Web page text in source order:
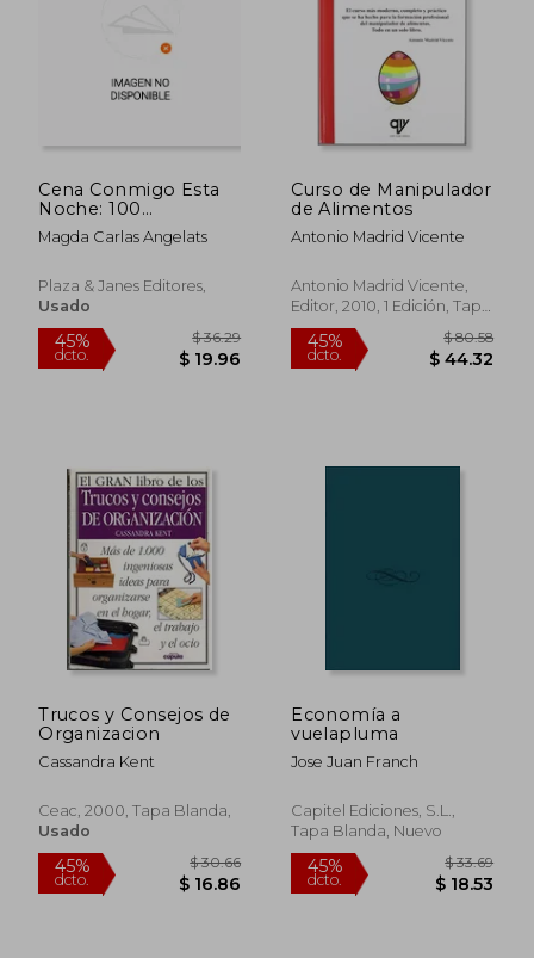
Cena Conmigo Esta
Noche: 100
Restaurantes de
Barcelona
Magda Carlas Angelats
Plaza & Janes Editores,
Usado
Curso de Manipulador
de Alimentos
Antonio Madrid Vicente
Antonio Madrid Vicente,
Editor, 2010, 1 Edición, Tapa
Blanda, Nuevo
Trucos y Consejos de
Organizacion
Cassandra Kent
Ceac, 2000, Tapa Blanda,
Usado
Economía a
vuelapluma
Jose Juan Franch
Capitel Ediciones, S.L.,
Tapa Blanda, Nuevo